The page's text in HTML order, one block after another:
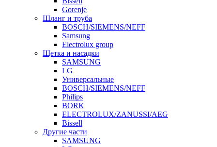
Gorenje
Шланг и труба
BOSCH/SIEMENS/NEFF
Samsung
Electrolux group
Щетка и насадки
SAMSUNG
LG
Универсальные
BOSCH/SIEMENS/NEFF
Philips
BORK
ELECTROLUX/ZANUSSI/AEG
Bissell
Другие части
SAMSUNG